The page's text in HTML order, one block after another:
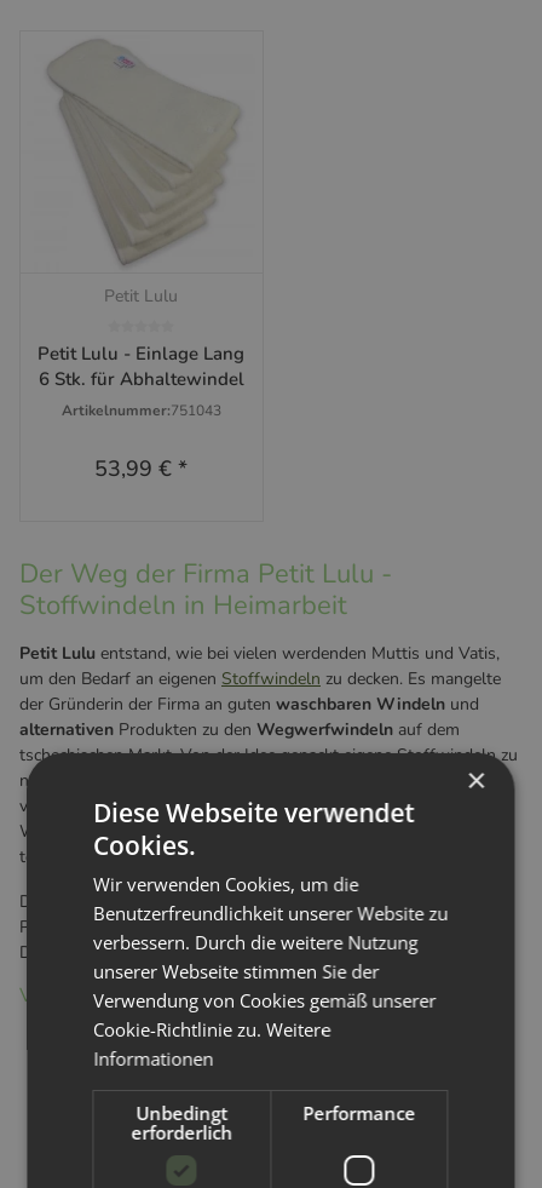
Petit Lulu
Petit Lulu - Einlage Lang
6 Stk. für Abhaltewindel
Artikelnummer:751043
53,99 €*
Der Weg der Firma Petit Lulu -
Stoffwindeln in Heimarbeit
Petit Lulu entstand, wie bei vielen werdenden Muttis und Vatis,
um den Bedarf an eigenen Stoffwindeln zu decken. Es mangelte
der Gründerin der Firma an guten waschbaren Windeln und
alternativen Produkten zu den Wegwerfwindeln auf dem
tschechischen Markt. Von der Idee gepackt eigene Stoffwindeln zu
nähen unterstütze ihr Mann Lukas von Anfang an und
vollumfänglich. Er arbeitet seither als Shop-Programmierer und
Web-Admin, Grafikdesigner und Produktfotograf und sogar als
techn. Manager.
Die Arbeit hat sich gelohnt.Petit Lulu
verkauft über 70% der
Produkte in daseuropäische Ausland- natürlich auch nach
Deutschland an euch.
Vorteile von Petit Lulu Stoffwindeln und Überhosen
Ständige und selbstkritische Produktanalyse und
Verbesserung. Die Materialien, das Design und die
Nutzerfreundlichkeitwurden immer wieder verbessert um
euch als Kunden besonders
hochwertigeund gut
durchdachteWindelsysteme
Alle Textilien sind nach
OEKO-Tex verifiziert
×
Diese Webseite verwendet
Cookies.
Wir verwenden Cookies, um die
Benutzerfreundlichkeit unserer Website zu
verbessern. Durch die weitere Nutzung
unserer Webseite stimmen Sie der
Verwendung von Cookies gemäß unserer
Cookie-Richtlinie zu.Weitere
Informationen
Unbedingt
erforderlich
Performance